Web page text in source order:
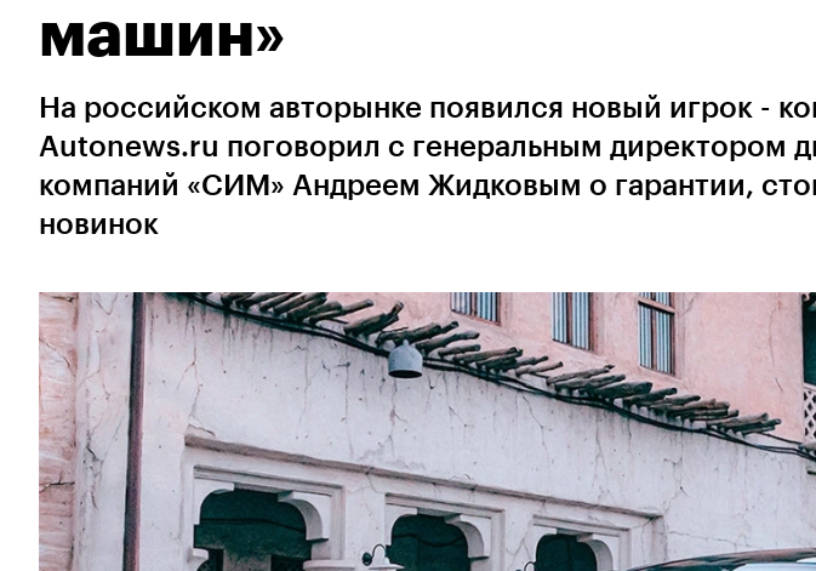
машин»
На российском авторынке появился новый игрок -
Autonews.ru поговорил с генеральным директором
компаний «СИМ» Андреем Жидковым о гарантии,
новинок